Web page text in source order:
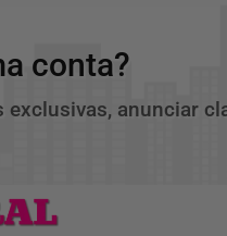
conta?
exclusivas, anunciar